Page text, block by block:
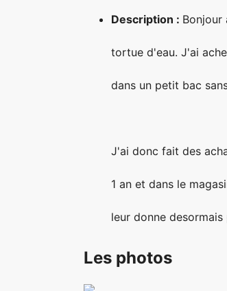
Description : Bonjour
tortue d'eau. J'ai
dans un petit bac
J'ai donc fait des
1 an et dans le
leur donne
Les photos